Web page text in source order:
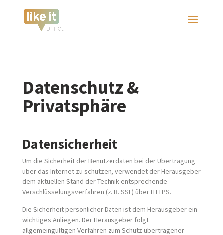
Datenschutz &
Privatsphäre
Datensicherheit
Um die Sicherheit der Benutzerdaten bei der Übertragung
über das Internet zu schützen, verwendet der Herausgeber
dem aktuellen Stand der Technik entsprechende
Verschlüsselungsverfahren (z. B. SSL) über HTTPS.
Die Sicherheit persönlicher Daten ist dem Herausgeber ein
wichtiges Anliegen. Der Herausgeber folgt
allgemeingültigen Verfahren zum Schutz übertragener